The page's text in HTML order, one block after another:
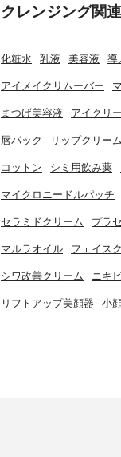
クレンジング関
化粧水 乳液 美容液 導
アイメイクリムーバー
まつげ美容液 アイクリ
唇パック リップクリーム
コットン シミ用飲み薬
マイクロニードルパッチ
セラミドクリーム プラ
マルラオイル フェイス
シワ改善クリーム ニキ
リフトアップ美顔器 小